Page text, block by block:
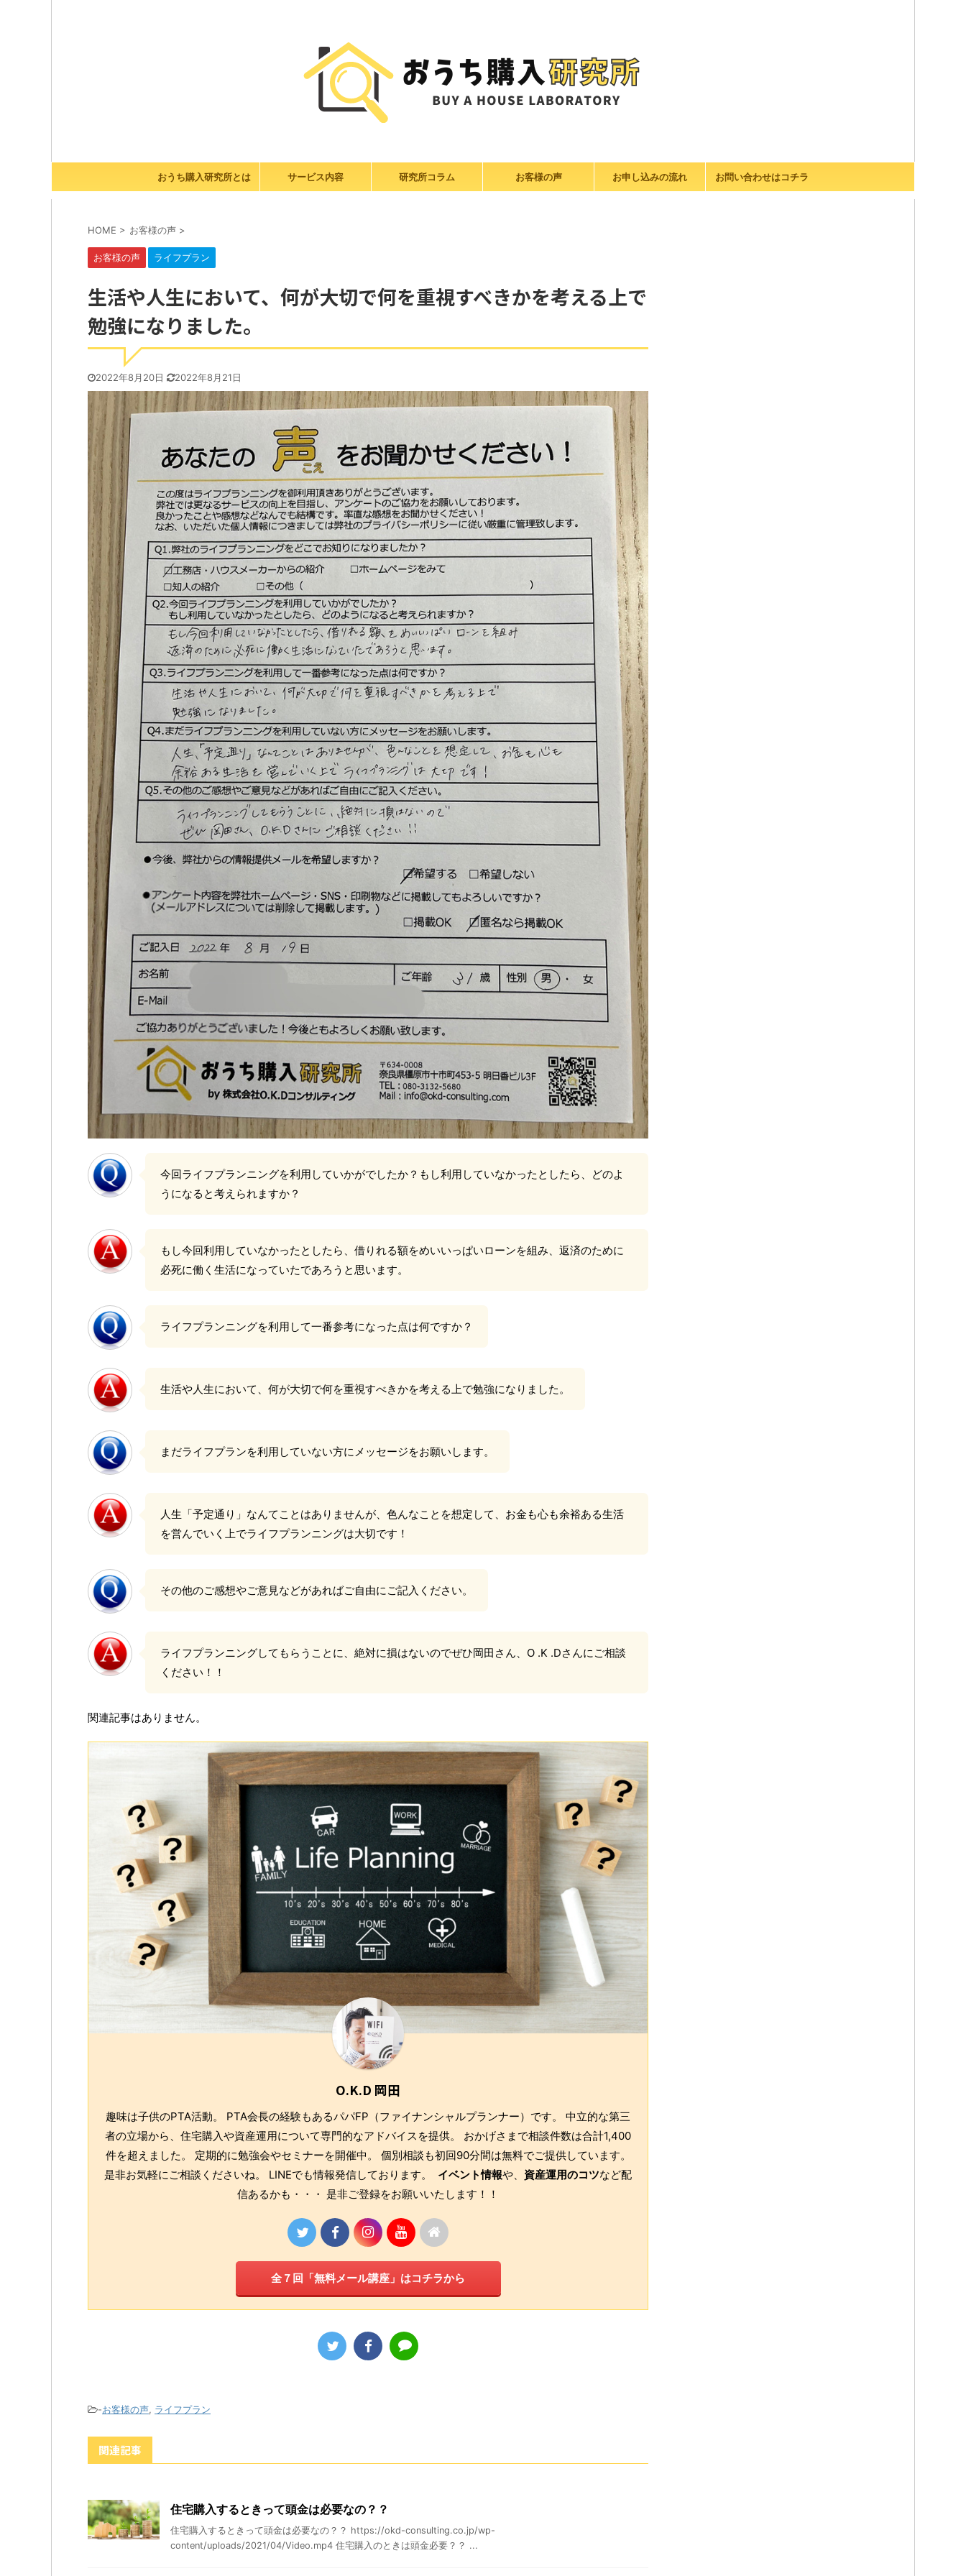
おうち購入研究所とは サービス内容 研究所コラム お客様の声 お申し込みの流れ お問い合わせはコチラ
HOME > お客様の声 >
お客様の声 ライフプラン
生活や人生において、何が大切で何を重視すべきかを考える上で
勉強になりました。
2022年8月20日 2022年8月21日
今回ライフプランニングを利用していかがでしたか？もし利用していなかったとしたら、どのよ
うになると考えられますか？
もし今回利用していなかったとしたら、借りれる額をめいいっぱいローンを組み、返済のために
必死に働く生活になっていたであろうと思います。
ライフプランニングを利用して一番参考になった点は何ですか？
生活や人生において、何が大切で何を重視すべきかを考える上で勉強になりました。
まだライフプランを利用していない方にメッセージをお願いします。
人生「予定通り」なんてことはありませんが、色んなことを想定して、お金も心も余裕ある生活
を営んでいく上でライフプランニングは大切です！
その他のご感想やご意見などがあればご自由にご記入ください。
ライフプランニングしてもらうことに、絶対に損はないのでぜひ岡田さん、O .K .Dさんにご相談
ください！！
関連記事はありません。
O.K.D 岡田
趣味は子供のPTA活動。 PTA会長の経験もあるパパFP（ファイナンシャルプランナー）です。 中立的な第三
者の立場から、住宅購入や資産運用について専門的なアドバイスを提供。 おかげさまで相談件数は合計1,400
件を超えました。 定期的に勉強会やセミナーを開催中。 個別相談も初回90分間は無料でご提供しています。
是非お気軽にご相談くださいね。 LINEでも情報発信しております。 イベント情報や、 資産運用のコツなど配
信あるかも・・・ 是非ご登録をお願いいたします！！
全７回「無料メール講座」はコチラから
-お客様の声, ライフプラン
関連記事
住宅購入するときって頭金は必要なの？？
住宅購入するときって頭金は必要なの？？ https://okd-consulting.co.jp/wp-
content/uploads/2021/04/Video.mp4 住宅購入のときは頭金必要？？ ...